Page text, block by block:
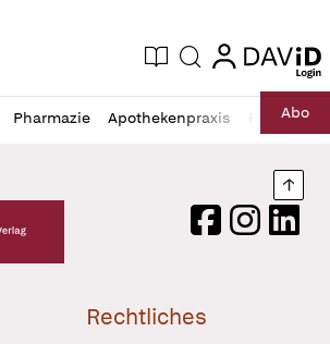
Zeitung
Aktuelle Ausgabe
Suche login
login
Pharmazie Apothekenpraxis RechtAbo
Verlag Logo
FacebookInstagram
Rechtliches